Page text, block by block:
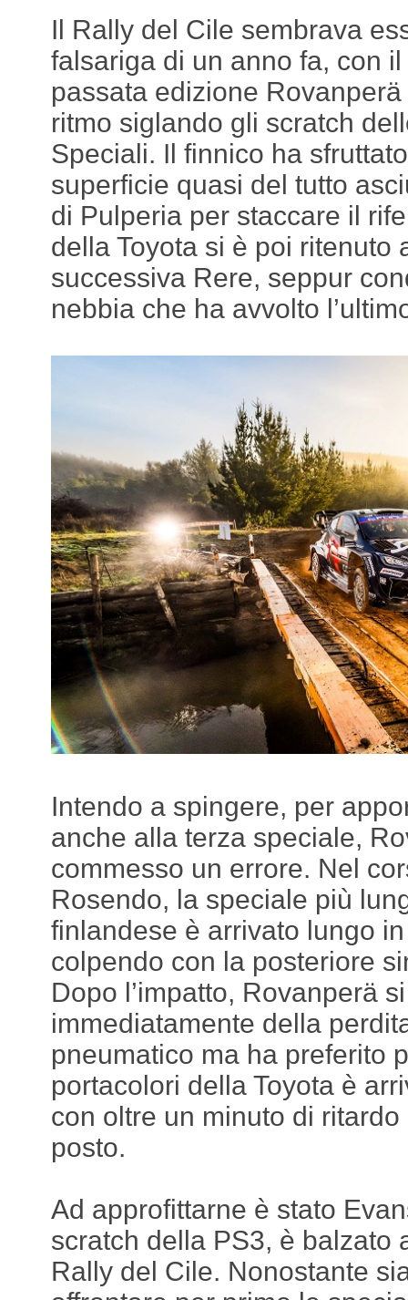
Il Rally del Cile sembrava
falsariga di un anno fa, con
passata edizione
ritmo siglando gli scratch
Speciali. Il finnico ha
superficie quasi del tutto
di Pulperia per staccare il
della Toyota si è poi ritenuto
successiva Rere, seppur
nebbia che ha avvolto
Intendo a spingere, per
anche alla terza speciale,
commesso un errore. Nel
Rosendo, la speciale più
finlandese è arrivato lungo
colpendo con la posteriore
Dopo l’impatto, Rovanperä
immediatamente della
pneumatico ma ha preferito
portacolori della Toyota è
con oltre un minuto di
posto.
Ad approfittarne è stato
scratch della PS3, è balzato
Rally del Cile. Nonostante